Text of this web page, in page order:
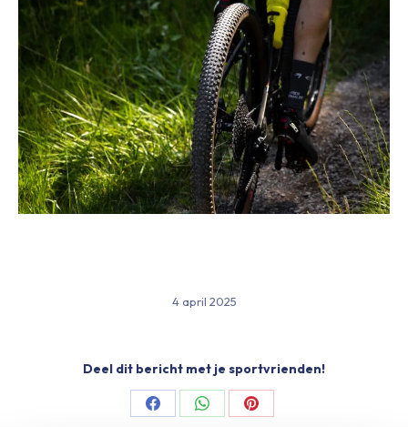
4 april 2025
Deel dit bericht met je sportvrienden!
Share
Share
Share